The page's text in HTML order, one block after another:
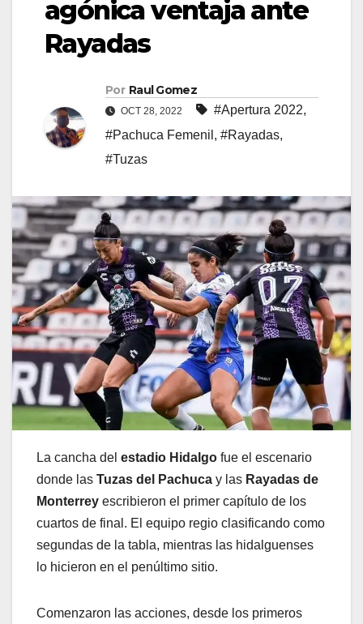
agónica ventaja ante
Rayadas
Por Raul Gomez
OCT 28, 2022 #Apertura 2022,
#Pachuca Femenil , #Rayadas,
#Tuzas
La cancha del estadio Hidalgo fue el escenario
donde las Tuzas del Pachuca y las Rayadas de
Monterrey escribieron el primer capítulo de los
cuartos de final. El equipo regio clasificando como
segundas de la tabla, mientras las hidalguenses
lo hicieron en el penúltimo sitio.
Comenzaron las acciones, desde los primeros